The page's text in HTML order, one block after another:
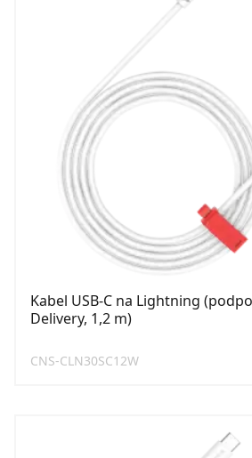
Kabel USB-C na Lightning
Delivery, 1,2 m)
CNS-CLN30SC12W